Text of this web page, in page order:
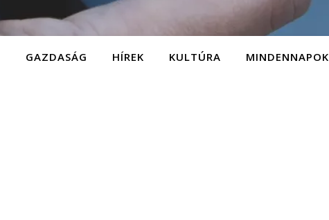
GAZDASÁG HÍREK KULTÚRA MINDENNAPOK